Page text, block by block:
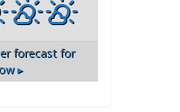
forecast for
▸